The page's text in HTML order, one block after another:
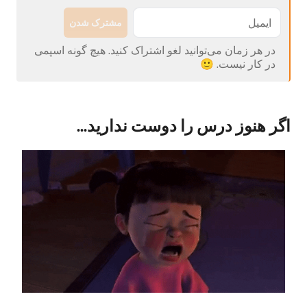
مشترک شدن
در هر زمان می‌توانید لغو اشتراک کنید. هیچ گونه اسپمی
در کار نیست. 🙂
اگر هنوز درس را دوست ندارید...